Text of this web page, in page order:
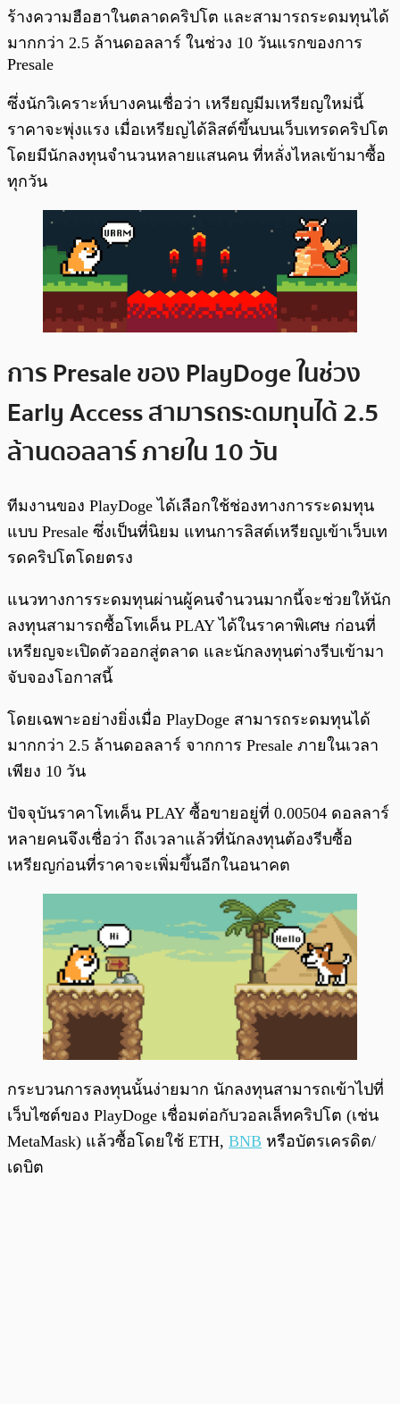
ร้างความฮือฮาในตลาดคริปโต และสามารถระดมทุนได้
มากกว่า 2.5 ล้านดอลลาร์ ในช่วง 10 วันแรกของการ
Presale
ซึ่งนักวิเคราะห์บางคนเชื่อว่า เหรียญมีมเหรียญใหม่นี้
ราคาจะพุ่งแรง เมื่อเหรียญได้ลิสต์ขึ้นบนเว็บเทรดคริปโต
โดยมีนักลงทุนจำนวนหลายแสนคน ที่หลั่งไหลเข้ามาซื้อ
ทุกวัน
การ Presale ของ PlayDoge ในช่วง
Early Access สามารถระดมทุนได้ 2.5
ล้านดอลลาร์ ภายใน 10 วัน
ทีมงานของ PlayDoge ได้เลือกใช้ช่องทางการระดมทุน
แบบ Presale ซึ่งเป็นที่นิยม แทนการลิสต์เหรียญเข้าเว็บเท
รดคริปโตโดยตรง
แนวทางการระดมทุนผ่านผู้คนจำนวนมากนี้จะช่วยให้นัก
ลงทุนสามารถซื้อโทเค็น PLAY ได้ในราคาพิเศษ ก่อนที่
เหรียญจะเปิดตัวออกสู่ตลาด และนักลงทุนต่างรีบเข้ามา
จับจองโอกาสนี้
โดยเฉพาะอย่างยิ่งเมื่อ PlayDoge สามารถระดมทุนได้
มากกว่า 2.5 ล้านดอลลาร์ จากการ Presale ภายในเวลา
เพียง 10 วัน
ปัจจุบันราคาโทเค็น PLAY ซื้อขายอยู่ที่ 0.00504 ดอลลาร์
หลายคนจึงเชื่อว่า ถึงเวลาแล้วที่นักลงทุนต้องรีบซื้อ
เหรียญก่อนที่ราคาจะเพิ่มขึ้นอีกในอนาคต
กระบวนการลงทุนนั้นง่ายมาก นักลงทุนสามารถเข้าไปที่
เว็บไซต์ของ PlayDoge เชื่อมต่อกับวอลเล็ทคริปโต (เช่น
MetaMask) แล้วซื้อโดยใช้ ETH, BNB หรือบัตรเครดิต/
เดบิต